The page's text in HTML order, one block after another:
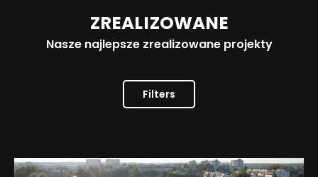
Nasze najlepsze zrealizowane projekty
ZREALIZOWANE
Filters